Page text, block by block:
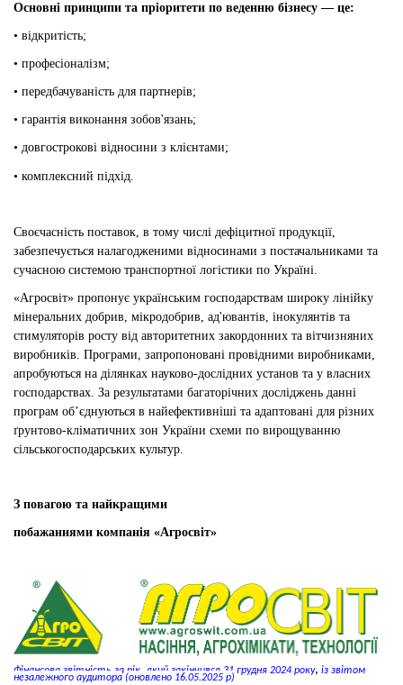
Основні принципи та пріоритети по веденню бізнесу — це:
• відкритість;
• професіоналізм;
• передбачуваність для партнерів;
• гарантія виконання зобов'язань;
• довгострокові відносини з клієнтами;
• комплексний підхід.
Своєчасність поставок, в тому числі дефіцитної продукції,
забезпечується налагодженими відносинами з постачальниками та
сучасною системою транспортної логістики по Україні.
«Агросвіт» пропонує українським господарствам широку лінійку
мінеральних добрив, мікродобрив, ад'ювантів, інокулянтів та
стимуляторів росту від авторитетних закордонних та вітчизняних
виробників. Програми, запропоновані провідними виробниками,
апробуються на ділянках науково-дослідних установ та у власних
господарствах. За результатами багаторічних досліджень данні
програм об’єднуються в найефективніші та адаптовані для різних
ґрунтово-кліматичних зон України схеми по вирощуванню
сільськогосподарських культур.
З повагою та найкращими
побажаннями компанія «Агросвіт»
Фінансова звітність за рік який закінчився 31 грудня 2024 року, із звітом
незалежного аудитора (оновлено 16.05.2025 р)